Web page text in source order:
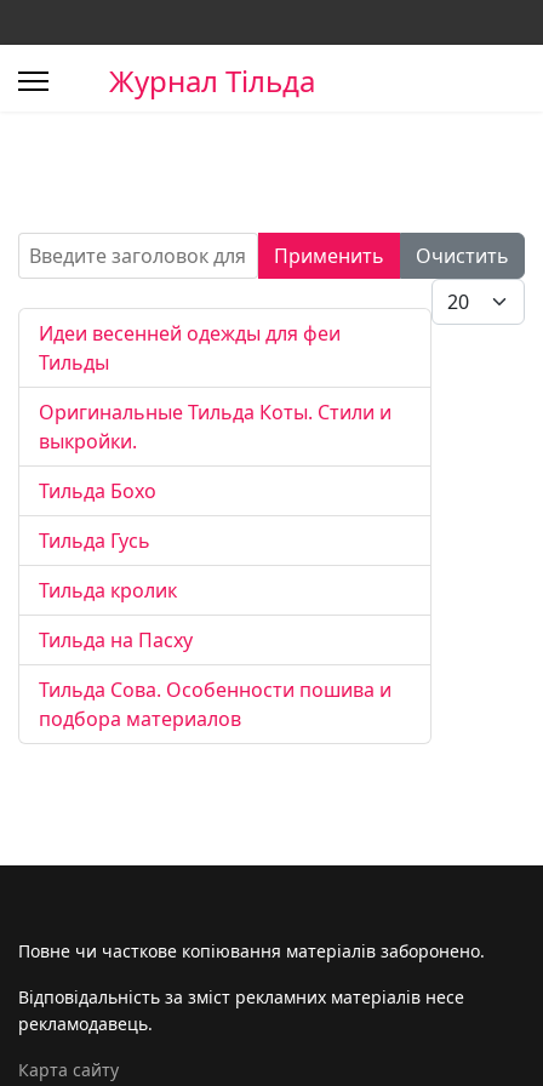
Журнал Тільда
Введите заголовок для поиска...Применить
Очистить
Кол-во
Идеи весенней одежды для феи
Тильды
Оригинальные Тильда Коты. Стили и
выкройки.
Тильда Бохо
Тильда Гусь
Тильда кролик
Тильда на Пасху
Тильда Сова. Особенности пошива и
подбора материалов
Повне чи часткове копіювання матеріалів заборонено.
Відповідальність за зміст рекламних матеріалів несе
рекламодавець.
Карта сайту